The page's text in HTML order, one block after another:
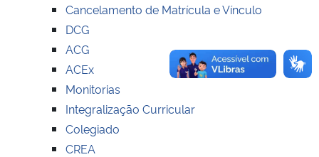
Advocacia-Geral da União
Banco Central do Brasil
Cancelamento de Matrícula e Vínculo
DCG
ACG
ACEx
Monitorias
Integralização Curricular
Colegiado
CREA